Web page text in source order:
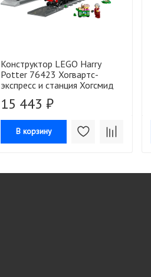
Конструктор LEGO Harry
Potter 76423 Хогвартс-
экспресс и станция Хогсмид
15 443 ₽
В корзину